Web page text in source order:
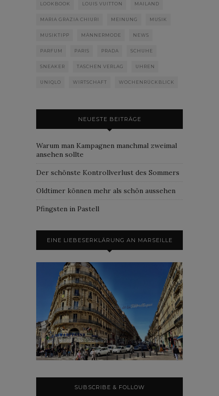
LOOKBOOK LOUIS VUITTON MAILAND
MARIA GRAZIA CHIURI MEINUNG MUSIK
MUSIKTIPP MÄNNERMODE NEWS
PARFUM PARIS PRADA SCHUHE
SNEAKER TASCHEN VERLAG UHREN
UNIQLO WIRTSCHAFT WOCHENRÜCKBLICK
NEUESTE BEITRÄGE
Warum man Kampagnen manchmal zweimal
ansehen sollte
Der schönste Kontrollverlust des Sommers
Oldtimer können mehr als schön aussehen
Pfingsten in Pastell
EINE LIEBESERKLÄRUNG AN MARSEILLE
SUBSCRIBE & FOLLOW